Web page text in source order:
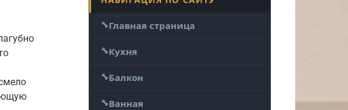
Главная страница
Кухня
Балкон
Ванная